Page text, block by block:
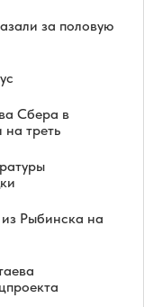
за половую
Сбера в
на треть
Рыбинска на